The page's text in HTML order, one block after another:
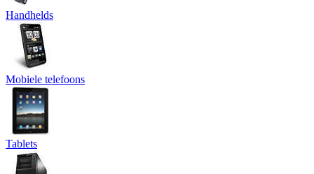
Handhelds
Mobiele telefoons
Tablets